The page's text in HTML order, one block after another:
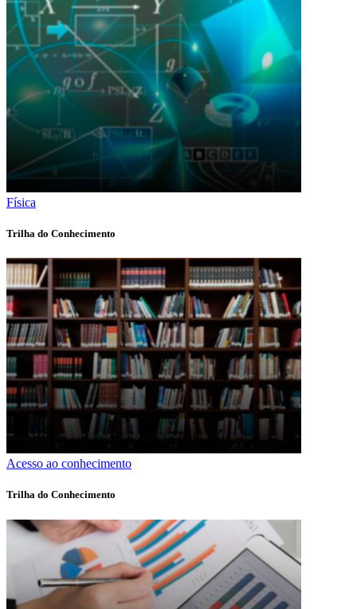
Física
Trilha do Conhecimento
Acesso ao conhecimento
Trilha do Conhecimento